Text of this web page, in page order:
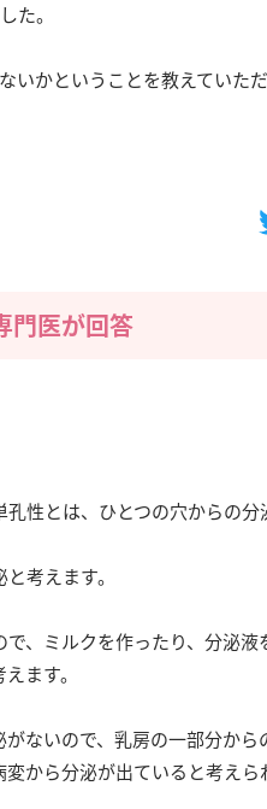
た。
かということを教えていただ
門医が回答
性とは、ひとつの穴からの分
考えます。
、ミルクを作ったり、分泌液
ます。
ないので、乳房の一部分から
から分泌が出ていると考えら